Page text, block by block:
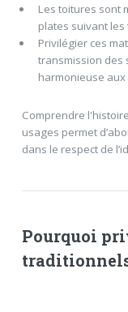
Les toitures sont
plates suivant
Privilégier ces
transmission des
harmonieuse
Comprendre
usages permet
dans le respect de
Pourquoi